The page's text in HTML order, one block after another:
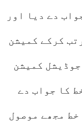
دے دیا اور
کرکے کمیشن
کمیشن
کا جواب دے
کو لکھا گیا خط مجھے موصول